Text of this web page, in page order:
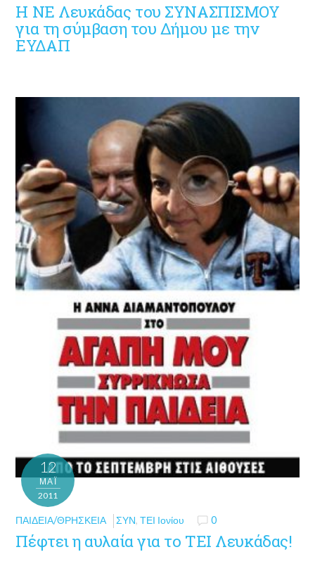
Η ΝΕ Λευκάδας του ΣΥΝΑΣΠΙΣΜΟΥ
για τη σύμβαση του Δήμου με την
ΕΥΔΑΠ
12
ΜΑΪ́
2011
ΠΑΙΔΕΊΑ/ΘΡΗΣΚΕΊΑ ΣΥΝ,ΤΕΙ Ιονίου 0
Πέφτει η αυλαία για το ΤΕΙ Λευκάδας!